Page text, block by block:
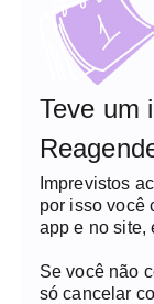
Teve um
Imprevistos
por isso você
app e no site,
Se você não
só cancelar